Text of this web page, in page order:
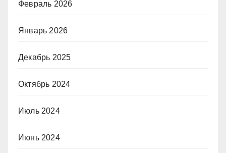
Февраль 2026
Январь 2026
Декабрь 2025
Октябрь 2024
Июль 2024
Июнь 2024